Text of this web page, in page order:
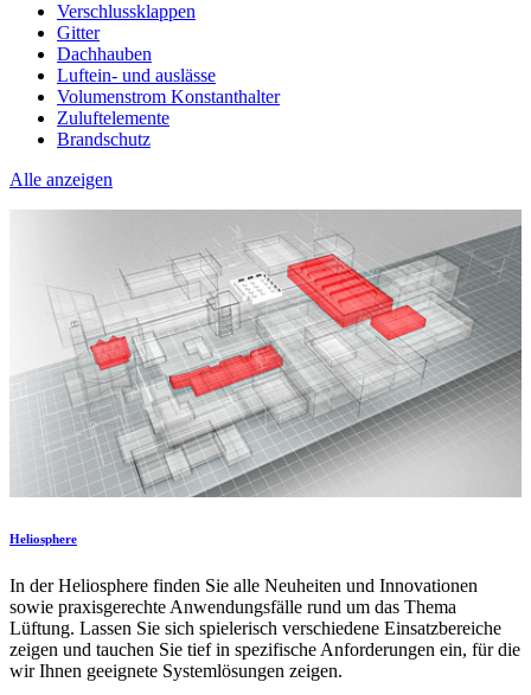
Verschlussklappen
Gitter
Dachhauben
Luftein- und auslässe
Volumenstrom Konstanthalter
Zuluftelemente
Brandschutz
Alle anzeigen
Heliosphere
In der Heliosphere finden Sie alle Neuheiten und Innovationen
sowie praxisgerechte Anwendungsfälle rund um das Thema
Lüftung. Lassen Sie sich spielerisch verschiedene Einsatzbereiche
zeigen und tauchen Sie tief in spezifische Anforderungen ein, für die
wir Ihnen geeignete Systemlösungen zeigen.